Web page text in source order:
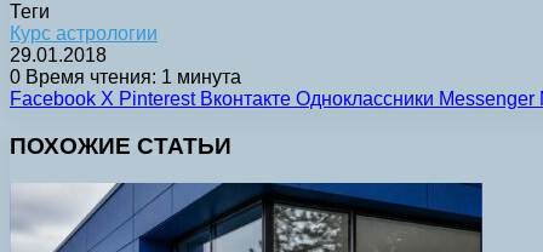
Теги
Курс астрологии
29.01.2018
0 Время чтения: 1 минута
Facebook X Pinterest Вконтакте Одноклассники Messenger
ПОХОЖИЕ СТАТЬИ